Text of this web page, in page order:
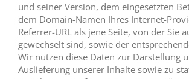
und seiner Version, dem eingesetzten
dem Domain-Namen Ihres Internet-
Referrer-URL als jene Seite, von der Sie
gewechselt sind, sowie der
Wir nutzen diese Daten zur Darstellung
Auslieferung unserer Inhalte sowie zu